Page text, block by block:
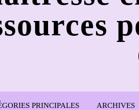
PRINCIPALES ARCHIVES